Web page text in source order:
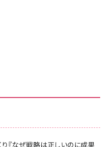
り『なぜ戦略は正しいのに成果